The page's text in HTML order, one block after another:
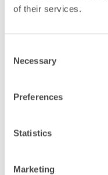
of their services.
Selection
Necessary
Preferences
Statistics
Marketing
Upprättande av
Uppsägning för
ombyggnation,